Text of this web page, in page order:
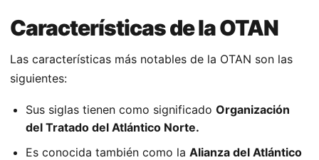
Características de la OTAN
Las características más notables de la OTAN son las
siguientes:
Sus siglas tienen como significado Organización
del Tratado del Atlántico Norte.
Es conocida también como la Alianza del Atlántico